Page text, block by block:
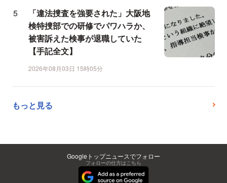
「違法捜査を強要された」大阪地
検特捜部での研修でパワハラか、
被害訴えた検事が退職していた
【手記全文】
2026年08月03日 15時05分
もっと見る
Googleトップニュースでフォロー
フォローの仕方はこちら